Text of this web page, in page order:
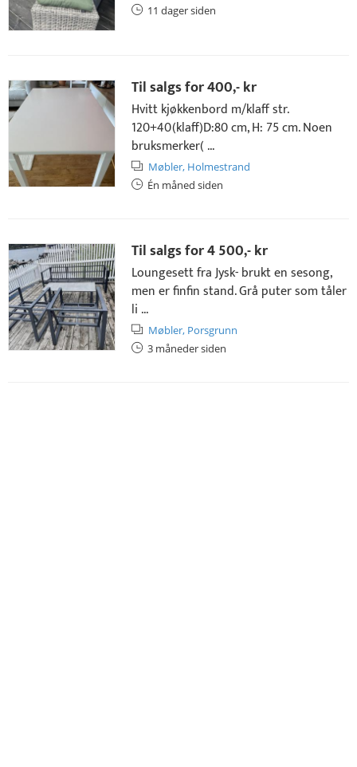
11 dager siden
Til salgs for400,- kr
Hvitt kjøkkenbord m/klaff str.
120+40(klaff)D:80 cm, H: 75 cm. Noen
bruksmerker( ...
Møbler, Holmestrand
Én måned siden
Til salgs for4 500,- kr
Loungesett fra Jysk- brukt en sesong,
men er finfin stand. Grå puter som tåler
li ...
Møbler, Porsgrunn
3 måneder siden